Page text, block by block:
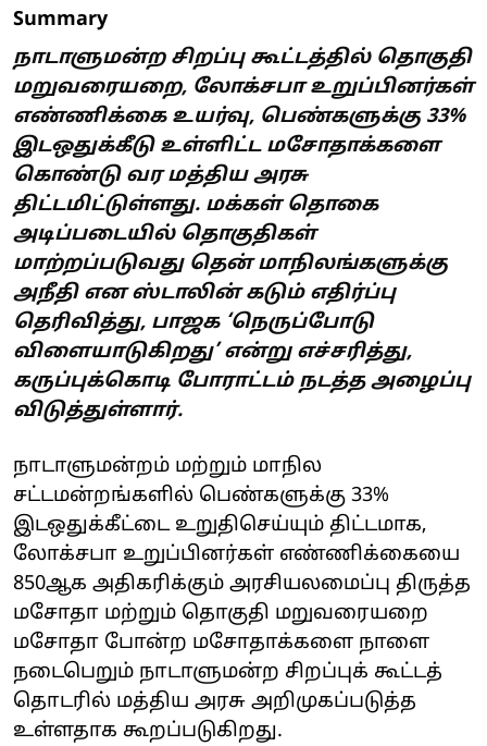
Summary
நாடாளுமன்ற சிறப்பு கூட்டத்தில் தொகுதி
மறுவரையறை, லோக்சபா உறுப்பினர்கள்
எண்ணிக்கை உயர்வு, பெண்களுக்கு 33%
இடஒதுக்கீடு உள்ளிட்ட மசோதாக்களை
கொண்டு வர மத்திய அரசு
திட்டமிட்டுள்ளது. மக்கள் தொகை
அடிப்படையில் தொகுதிகள்
மாற்றப்படுவது தென் மாநிலங்களுக்கு
அநீதி என ஸ்டாலின் கடும் எதிர்ப்பு
தெரிவித்து, பாஜக ‘நெருப்போடு
விளையாடுகிறது’ என்று எச்சரித்து,
கருப்புக்கொடி போராட்டம் நடத்த அழைப்பு
விடுத்துள்ளார்.
நாடாளுமன்றம் மற்றும் மாநில
சட்டமன்றங்களில் பெண்களுக்கு 33%
இடஒதுக்கீட்டை உறுதிசெய்யும் திட்டமாக,
லோக்சபா உறுப்பினர்கள் எண்ணிக்கையை
850ஆக அதிகரிக்கும் அரசியலமைப்பு திருத்த
மசோதா மற்றும் தொகுதி மறுவரையறை
மசோதா போன்ற மசோதாக்களை நாளை
நடைபெறும் நாடாளுமன்ற சிறப்புக் கூட்டத்
தொடரில் மத்திய அரசு அறிமுகப்படுத்த
உள்ளதாக கூறப்படுகிறது.